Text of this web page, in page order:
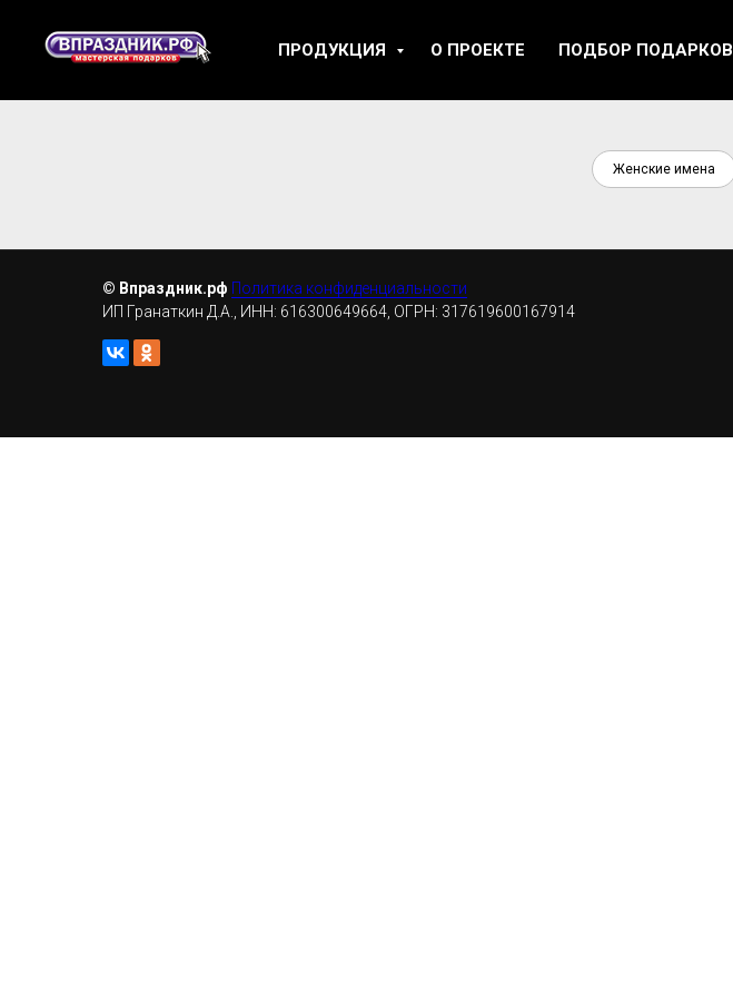
ПРОДУКЦИЯ О ПРОЕКТЕ ПОДБОР ПОДАРКОВ
Женские имена
© Впраздник.рф Политика конфиденциальности
ИП Гранаткин Д.А., ИНН: 616300649664, ОГРН: 317619600167914